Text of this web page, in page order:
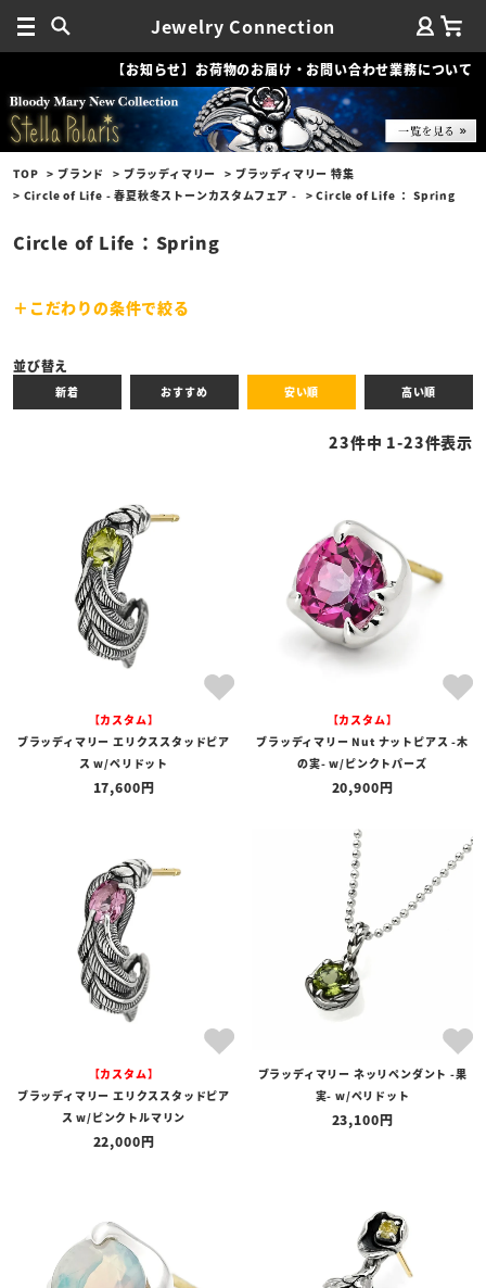
Jewelry Connection
【お知らせ】お荷物のお届け・お問い合わせ業務について
TOP ブランド ブラッディマリー
ブラッディマリー 特集
Circle of Life - 春夏秋冬ストーンカスタムフェア -
Circle of Life ： Spring
Circle of Life ： Spring
こだわりの条件で絞る
全ての商品
セール商品
在庫なしを含む
並び替え
新着 おすすめ 安い順 高い順
23件中 1-23件表示
【カスタム】
ブラッディマリー エリクススタッドピア
ス w/ペリドット
17,600
【カスタム】
ブラッディマリー Nut ナットピアス -木
の実- w/ピンクトパーズ
20,900
【カスタム】
ブラッディマリー エリクススタッドピア
ス w/ピンクトルマリン
22,000
ブラッディマリー ネッリペンダント -果
実- w/ペリドット
23,100